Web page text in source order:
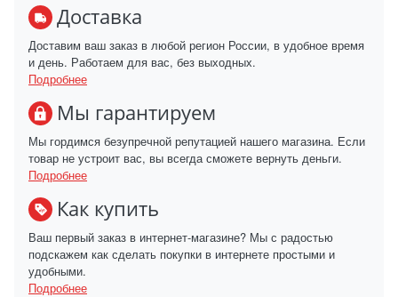
Доставка
Доставим ваш заказ в любой регион России, в удобное время
и день. Работаем для вас, без выходных.
Подробнее
Мы гарантируем
Мы гордимся безупречной репутацией нашего магазина. Если
товар не устроит вас, вы всегда сможете вернуть деньги.
Подробнее
Как купить
Ваш первый заказ в интернет-магазине? Мы с радостью
подскажем как сделать покупки в интернете простыми и
удобными.
Подробнее